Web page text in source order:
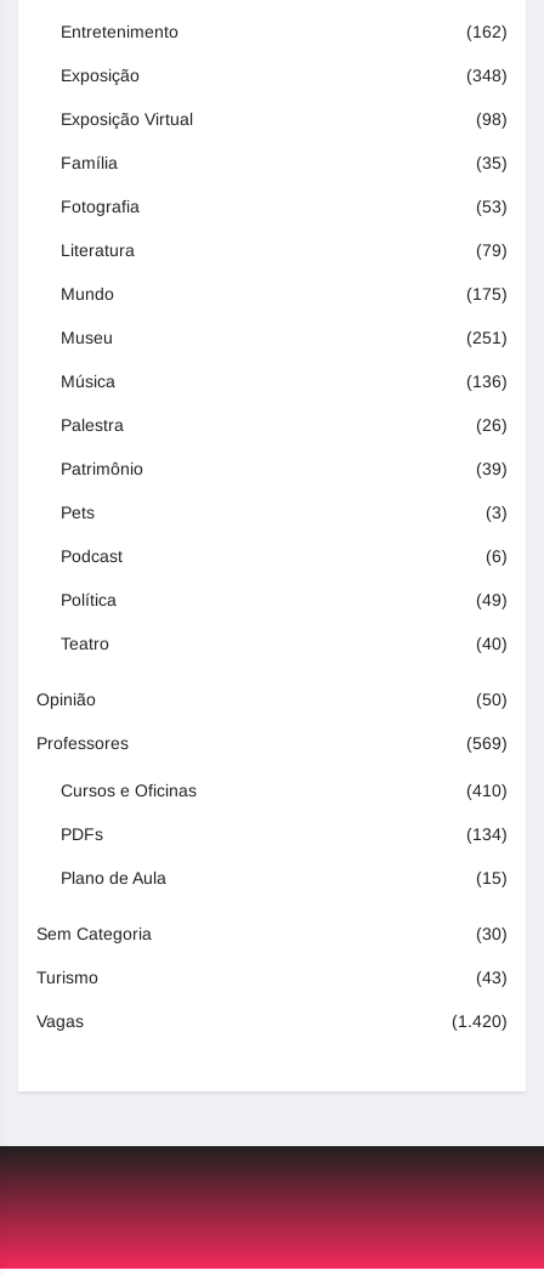
Entretenimento (162)
Exposição (348)
Exposição Virtual (98)
Família (35)
Fotografia (53)
Literatura (79)
Mundo (175)
Museu (251)
Música (136)
Palestra (26)
Patrimônio (39)
Pets (3)
Podcast (6)
Política (49)
Teatro (40)
Opinião (50)
Professores (569)
Cursos e Oficinas (410)
PDFs (134)
Plano de Aula (15)
Sem Categoria (30)
Turismo (43)
Vagas (1.420)